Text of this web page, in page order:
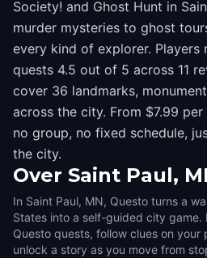
Society! and Ghost Hunt in
murder mysteries to ghost
every kind of explorer. Players
quests 4.5 out of 5 across 11
cover 36 landmarks,
across the city. From $7.99
no group, no fixed schedule,
the city.
Over Saint Paul,
In Saint Paul, MN, Questo turns a
States into a self-guided city game.
Questo quests, follow clues on your
unlock a story as you move from